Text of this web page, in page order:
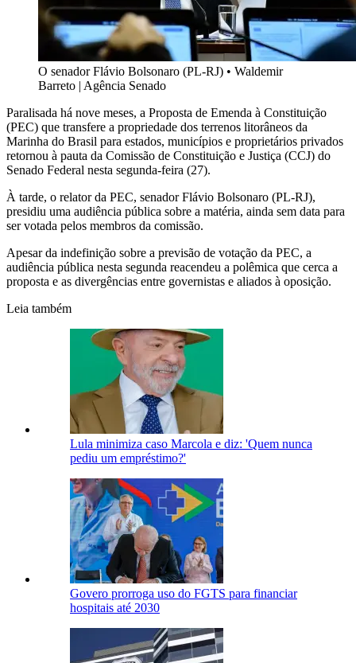
O senador Flávio Bolsonaro (PL-RJ) • Waldemir
Barreto | Agência Senado
Paralisada há nove meses, a Proposta de Emenda à Constituição
(PEC) que transfere a propriedade dos terrenos litorâneos da
Marinha do Brasil para estados, municípios e proprietários privados
retornou à pauta da Comissão de Constituição e Justiça (CCJ) do
Senado Federal nesta segunda-feira (27).
À tarde, o relator da PEC, senador Flávio Bolsonaro (PL-RJ),
presidiu uma audiência pública sobre a matéria, ainda sem data para
ser votada pelos membros da comissão.
Apesar da indefinição sobre a previsão de votação da PEC, a
audiência pública nesta segunda reacendeu a polêmica que cerca a
proposta e as divergências entre governistas e aliados à oposição.
Leia também
Lula minimiza caso Marcola e diz: 'Quem nunca
pediu um empréstimo?'
Govero prorroga uso do FGTS para financiar
hospitais até 2030